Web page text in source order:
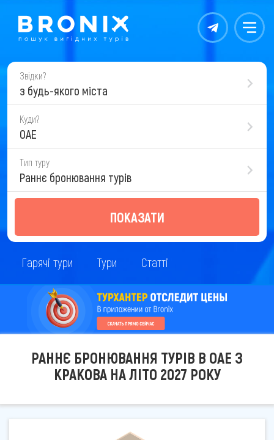
Контакты Меню
Звідки?
з будь-якого міста
Куди?
ОАЕ
Тип туру
Раннє бронювання турів
ПОКАЗАТИ
Гарячі тури Тури Статті
РАННЄ БРОНЮВАННЯ ТУРІВ В ОАЕ З
КРАКОВА НА ЛІТО 2027 РОКУ